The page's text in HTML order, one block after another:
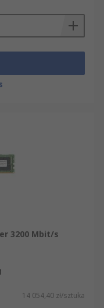
3200 Mbit/s
14 054,40 zł/sztuka